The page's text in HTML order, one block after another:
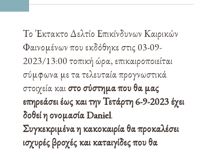
Το Έκτακτο Δελτίο Επικίνδυνων Καιρικών
Φαινομένων που εκδόθηκε στις 03-09-
2023/13:00 τοπική ώρα, επικαιροποιείται
σύμφωνα με τα τελευταία προγνωστικά
στοιχεία καιστο σύστημα που θα μας
επηρεάσει έως και την Τετάρτη 6-9-2023 έχει
δοθεί η ονομασία Daniel.
Συγκεκριμένα η κακοκαιρία θα προκαλέσει
ισχυρές βροχές και καταιγίδες που θα